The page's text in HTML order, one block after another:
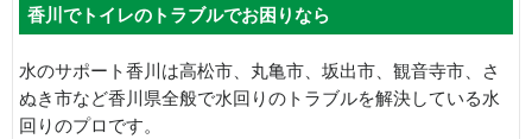
香川でトイレのトラブルでお困りなら
水のサポート香川は高松市、丸亀市、坂出市、観音寺市、さ
ぬき市など香川県全般で水回りのトラブルを解決している水
回りのプロです。